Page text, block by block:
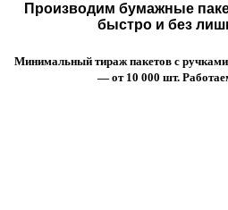
Производим бумажные
быстро и без
Минимальный тираж пакетов с
— от 10 000 шт.